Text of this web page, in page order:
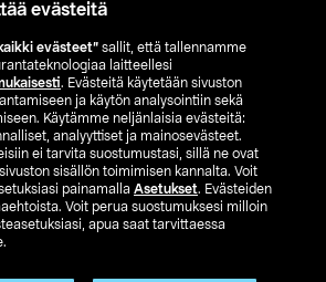
evästeitä
evästeet” sallit, että tallennamme
laitteellesi
. Evästeitä käytetään sivuston
ja käytön analysointiin sekä
Käytämme neljänlaisia evästeitä:
analyyttiset ja mainosevästeet.
ei tarvita suostumustasi, sillä ne ovat
sisällön toimimisen kannalta. Voit
painamalla Asetukset. Evästeiden
Voit perua suostumuksesi milloin
apua saat tarvittaessa
Etsi myymälä
SE NO FI
FI SV